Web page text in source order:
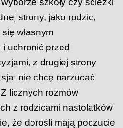
szkoły czy ścieżki
strony, jako rodzic,
własnym
uchronić przed
z drugiej strony
nie chcę narzucać
licznych rozmów
z rodzicami nastolatków
że dorośli mają poczucie